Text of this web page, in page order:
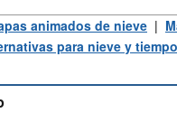
animados de nieve |
para nieve y tiempo